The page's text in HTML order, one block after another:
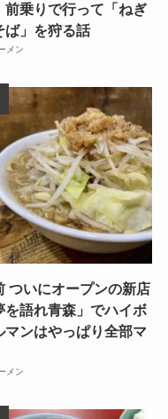
前乗りで行って「ねぎ
ば」を狩る話
メン
ついにオープンの新店
を語れ青森」でハイボ
マンはやっぱり全部マ
メン